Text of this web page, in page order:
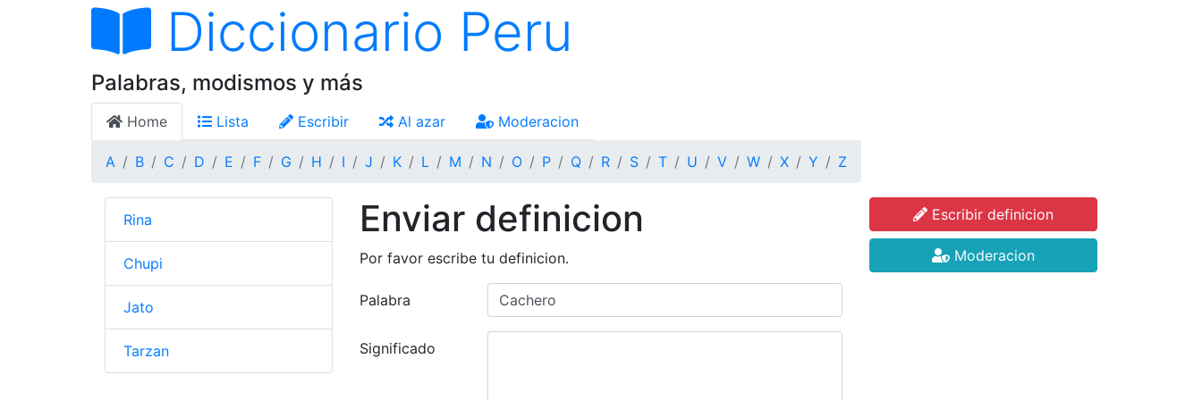
Diccionario Peru
Palabras, modismos y más
Home Lista Escribir Al azar Moderacion
A B C D E F G H I J K L M N O P Q R S T U V W X Y Z
Enviar definicion
Por favor escribe tu definicion.
Palabra
Significado
Rina
Chupi
Jato
Tarzan
Escribir definicion
Moderacion